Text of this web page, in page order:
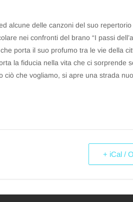
alcune delle canzoni del suo
nei confronti del brano “I passi
porta il suo profumo tra le vie della
la fiducia nella vita che ci sorprende
ciò che vogliamo, si apre una strada
+ iCal /